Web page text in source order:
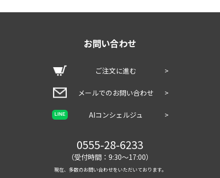
お問い合わせ
ご注文に進む >
メールでのお問い合わせ >
LINE AIコンシェルジュ >
0555-28-6233
（受付時間：9:30～17:00）
現在、多数のお問い合わせをいただいております。